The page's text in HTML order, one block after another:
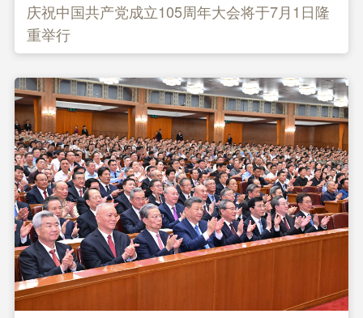
庆祝中国共产党成立105周年大会将于7月1日隆
重举行